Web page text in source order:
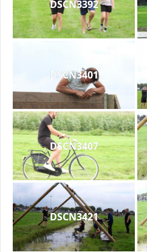
DSCN3392
DSCN3401
DSCN3407
DSCN3421